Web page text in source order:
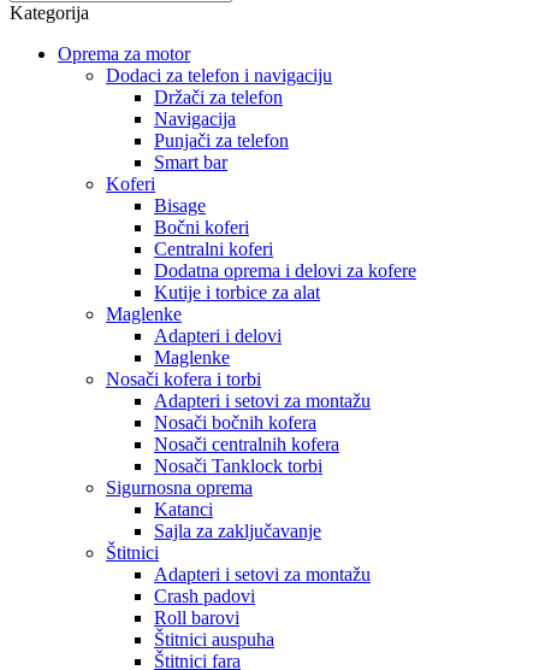
Kategorija
Oprema za motor
Dodaci za telefon i navigaciju
Držači za telefon
Navigacija
Punjači za telefon
Smart bar
Koferi
Bisage
Bočni koferi
Centralni koferi
Dodatna oprema i delovi za kofere
Kutije i torbice za alat
Maglenke
Adapteri i delovi
Maglenke
Nosači kofera i torbi
Adapteri i setovi za montažu
Nosači bočnih kofera
Nosači centralnih kofera
Nosači Tanklock torbi
Sigurnosna oprema
Katanci
Sajla za zaključavanje
Štitnici
Adapteri i setovi za montažu
Crash padovi
Roll barovi
Štitnici auspuha
Štitnici fara